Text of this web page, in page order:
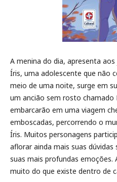
A menina do dia, apresenta
Íris, uma adolescente que não
meio de uma noite, surge em
um ancião sem rosto chamado
embarcarão em uma viagem
emboscadas, percorrendo o
Íris. Muitos personagens
aflorar ainda mais suas
suas mais profundas
muito do que existe dentro de